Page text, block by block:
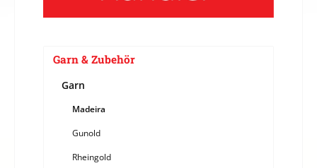
Garn & Zubehör
Garn
Madeira
Gunold
Rheingold